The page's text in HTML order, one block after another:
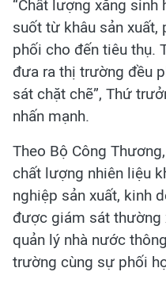
“Chất lượng xăng
suốt từ khâu sản xuất,
phối cho đến tiêu thụ.
đưa ra thị trường đều
sát chặt chẽ”, Thứ
nhấn mạnh.
Theo Bộ Công
chất lượng nhiên liệu
nghiệp sản xuất, kinh
được giám sát thường
quản lý nhà nước
trường cùng sự phối